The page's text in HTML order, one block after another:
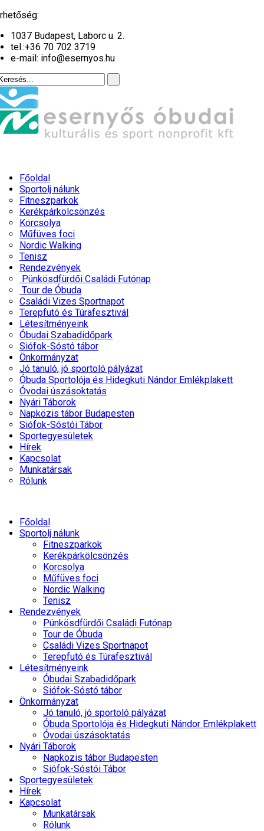
1037 Budapest, Laborc u. 2.
tel.:+36 70 702 3719
e-mail: info@esernyos.hu
Főoldal
Sportolj nálunk
Fitneszparkok
Kerékpárkölcsönzés
Korcsolya
Műfüves foci
Nordic Walking
Tenisz
Rendezvények
Pünkösdfürdői Családi Futónap
Tour de Óbuda
Családi Vizes Sportnapot
Terepfutó és Túrafesztivál
Létesítményeink
Óbudai Szabadidőpark
Siófok-Sóstó tábor
Önkormányzat
Jó tanuló, jó sportoló pályázat
Óbuda Sportolója és Hidegkuti Nándor Emlékplakett
Óvodai úszásoktatás
Nyári Táborok
Napközis tábor Budapesten
Siófok-Sóstói Tábor
Sportegyesületek
Hírek
Kapcsolat
Munkatársak
Rólunk
Főoldal
Sportolj nálunk
Fitneszparkok
Kerékpárkölcsönzés
Korcsolya
Műfüves foci
Nordic Walking
Tenisz
Rendezvények
Pünkösdfürdői Családi Futónap
Tour de Óbuda
Családi Vizes Sportnapot
Terepfutó és Túrafesztivál
Létesítményeink
Óbudai Szabadidőpark
Siófok-Sóstó tábor
Önkormányzat
Jó tanuló, jó sportoló pályázat
Óbuda Sportolója és Hidegkuti Nándor Emlékplakett
Óvodai úszásoktatás
Nyári Táborok
Napközis tábor Budapesten
Siófok-Sóstói Tábor
Sportegyesületek
Hírek
Kapcsolat
Munkatársak
Rólunk